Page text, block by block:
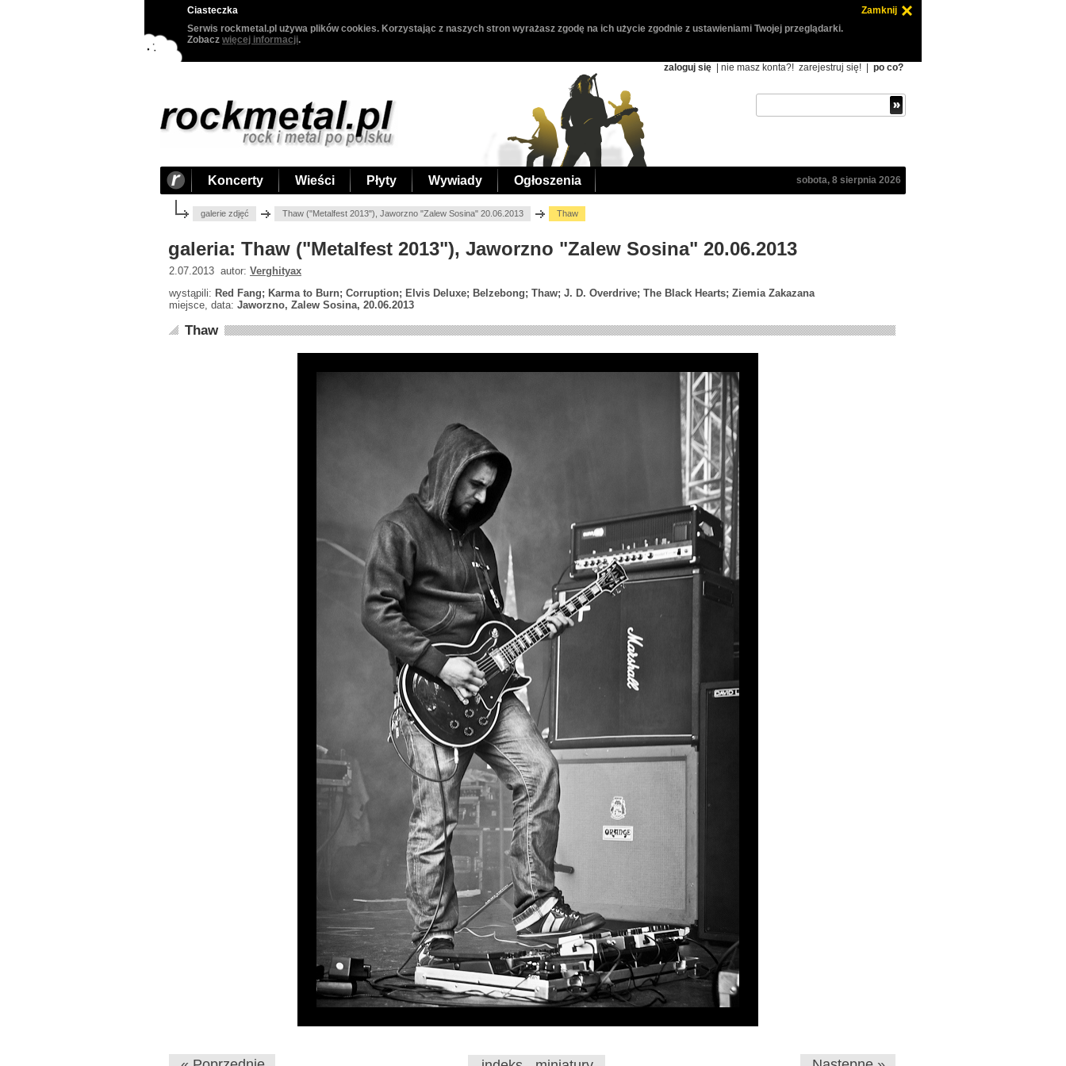
Ciasteczka
Zamknij
Serwis rockmetal.pl używa plików cookies. Korzystając z naszych stron wyrażasz zgodę na ich użycie zgodnie z ustawieniami Twojej przeglądarki.
Zobacz więcej informacji.
zaloguj się | nie masz konta?! zarejestruj się! po co?
Koncerty Wieści Płyty Wywiady Ogłoszenia sobota, 8 sierpnia 2026
galerie zdjęć Thaw ("Metalfest 2013"), Jaworzno "Zalew Sosina" 20.06.2013 Thaw
galeria: Thaw ("Metalfest 2013"), Jaworzno "Zalew Sosina" 20.06.2013
2.07.2013 autor: Verghityax
wystąpili: Red Fang; Karma to Burn; Corruption; Elvis Deluxe; Belzebong; Thaw; J. D. Overdrive; The Black Hearts; Ziemia Zakazana
miejsce, data: Jaworzno, Zalew Sosina, 20.06.2013
Thaw